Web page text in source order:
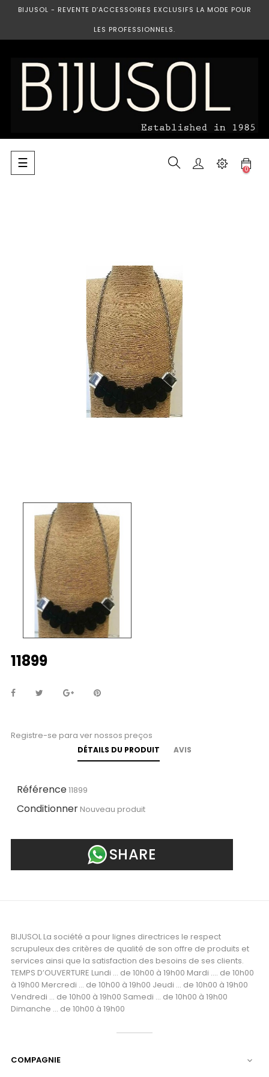
BIJUSOL - REVENTE D’ACCESSOIRES EXCLUSIFS LA MODE POUR
LES PROFESSIONNELS.
Basculer
la
☰ 0
11899
Registre-se para ver nossos preços
DÉTAILS DU PRODUIT AVIS
Référence11899
Conditionner Nouveau produit
SHARE
BIJUSOL La société a pour lignes directrices le respect
scrupuleux des critères de qualité de son offre de produits et
services ainsi que la satisfaction des besoins de ses clients.
TEMPS D’OUVERTURE Lundi ... de 10h00 à 19h00 Mardi .... de 10h00
à 19h00 Mercredi ... de 10h00 à 19h00 Jeudi ... de 10h00 à 19h00
Vendredi ... de 10h00 à 19h00 Samedi ... de 10h00 à 19h00
Dimanche ... de 10h00 à 19h00
COMPAGNIE 